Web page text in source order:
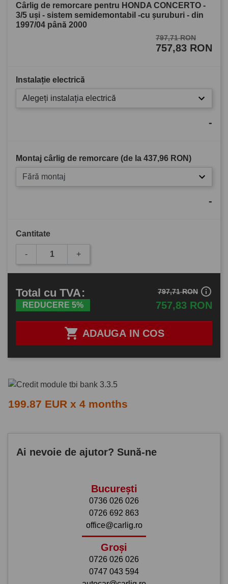
Cârlig de remorcare pentru HONDA CONCERTO -
3/5 uşi - sistem semidemontabil -cu şuruburi - din
1997/04 până 2000
797,71 RON
757,83 RON
Instalație electrică
Alegeți instalația electrică
-
Montaj cârlig de remorcare (de la 437,96 RON)
Fără montaj
-
Cantitate
- +
 ADAUGA IN COS
Total cu TVA:
REDUCERE 5% 757,83 RON
797,71 RON info_outline
199.87 EUR x 4 months
Ai nevoie de ajutor? Sună-ne
București
0736 026 026
0726 692 863
office@carlig.ro
Groși
0726 026 026
0747 043 594